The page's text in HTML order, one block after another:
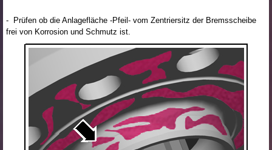
- Prüfen ob die Anlagefläche -Pfeil- vom Zentriersitz der Bremsscheibe
frei von Korrosion und Schmutz ist.